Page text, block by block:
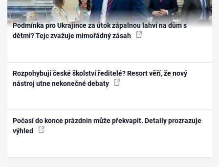
Podmínka pro Ukrajince za útok zápalnou lahví na dům s
dětmi? Tejc zvažuje mimořádný zásah
Rozpohybují české školství ředitelé? Resort věří, že nový
nástroj utne nekonečné debaty
Počasí do konce prázdnin může překvapit. Detaily prozrazuje
výhled